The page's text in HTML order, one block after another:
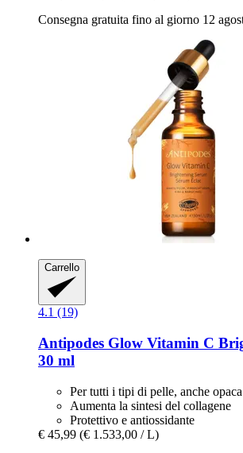
Consegna gratuita fino al giorno 12
Carrello
4.1 (19)
Antipodes Glow Vitamin C
30 ml
Per tutti i tipi di pelle, anche opaca
Aumenta la sintesi del collagene
Protettivo e antiossidante
€ 45,99 (€ 1.533,00 / L)